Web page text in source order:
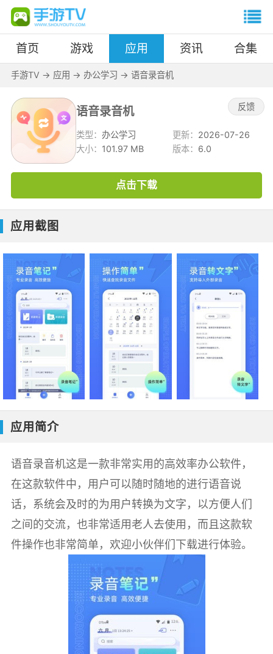
首页 游戏 应用 资讯 合集
手游TV -> 应用 -> 办公学习 -> 语音录音机
语音录音机 反馈
类型：办公学习 更新： 2026-07-26
大小： 101.97 MB 版本： 6.0
点击下载
应用截图
应用简介
语音录音机这是一款非常实用的高效率办公软件，
在这款软件中，用户可以随时随地的进行语音说
话，系统会及时的为用户转换为文字，以方便人们
之间的交流，也非常适用老人去使用，而且这款软
件操作也非常简单，欢迎小伙伴们下载进行体验。